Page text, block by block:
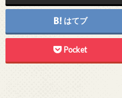
はてブ
Pocket